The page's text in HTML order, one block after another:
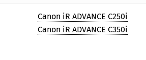
Canon iR ADVANCE C250i
Canon iR ADVANCE C350i